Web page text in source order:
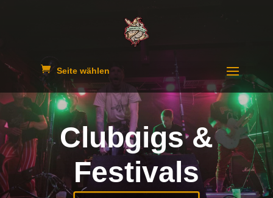
Seite wählen
Clubgigs &
Festivals